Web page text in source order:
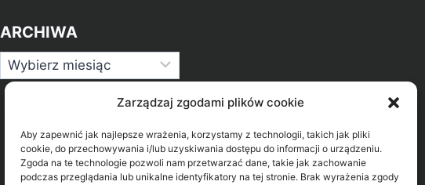
Zarządzaj zgodami plików cookie
Aby zapewnić jak najlepsze wrażenia, korzystamy z technologii, takich jak pliki
cookie, do przechowywania i/lub uzyskiwania dostępu do informacji o urządzeniu.
Zgoda na te technologie pozwoli nam przetwarzać dane, takie jak zachowanie
podczas przeglądania lub unikalne identyfikatory na tej stronie. Brak wyrażenia zgody
ARCHIWA
Archiwa